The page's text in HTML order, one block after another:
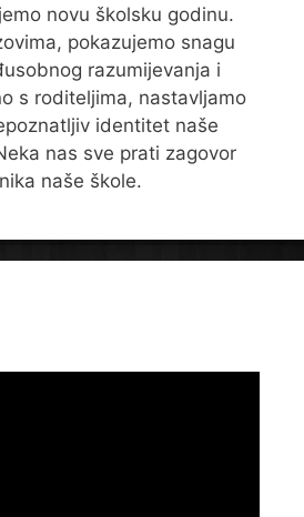
novu školsku godinu.
pokazujemo snagu
razumijevanja i
s roditeljima, nastavljamo
identitet naše
nas sve prati zagovor
naše škole.